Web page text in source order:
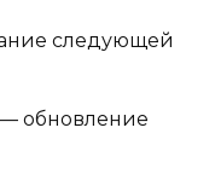
следующей
— обновление